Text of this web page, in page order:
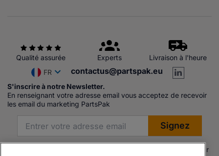
Qualité assurée Experts
Livraison à l'heure
FR
contactus@partspak.eu
S'inscrire à notre Newsletter.
En renseignant votre adresse email vous acceptez de recevoir
les email du marketing PartsPak
Les produits proposés par Partspak Ltd sont soit fabriqués par